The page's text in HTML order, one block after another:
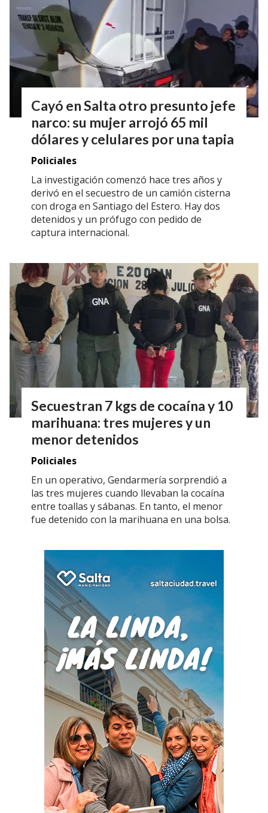
Cayó en Salta otro presunto jefe
narco: su mujer arrojó 65 mil
dólares y celulares por una tapia
Policiales
La investigación comenzó hace tres años y
derivó en el secuestro de un camión cisterna
con droga en Santiago del Estero. Hay dos
detenidos y un prófugo con pedido de
captura internacional.
Secuestran 7 kgs de cocaína y 10
marihuana: tres mujeres y un
menor detenidos
Policiales
En un operativo, Gendarmería sorprendió a
las tres mujeres cuando llevaban la cocaína
entre toallas y sábanas. En tanto, el menor
fue detenido con la marihuana en una bolsa.